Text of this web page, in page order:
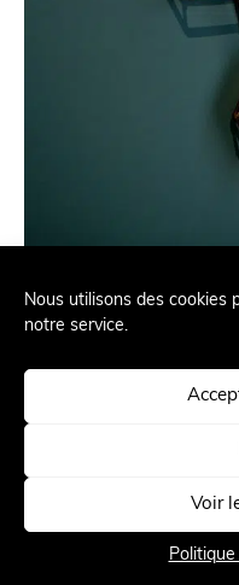
Nous utilisons des
notre service.
Voir